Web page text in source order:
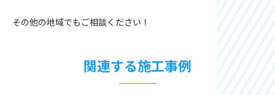
その他の地域でもご相談ください！
関連する施工事例